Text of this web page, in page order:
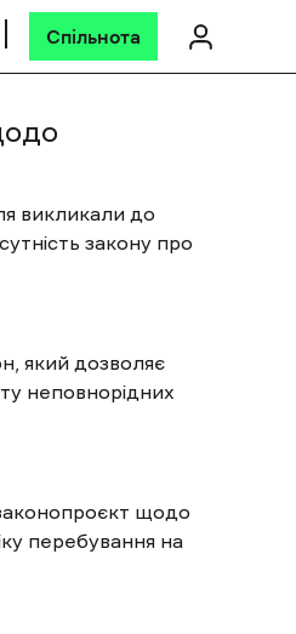
Спільнота
викликали до
закону про
який дозволяє
неповнорідних
щодо
перебування на